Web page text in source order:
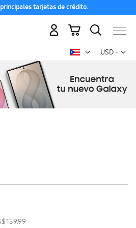
tarjetas de crédito.
USD -
dólar
Mi carrito
159.99